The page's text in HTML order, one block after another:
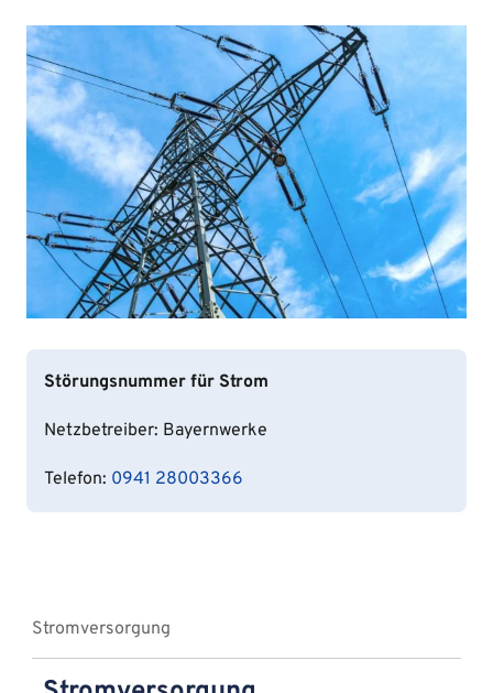
Störungsnummer für Strom
Netzbetreiber: Bayernwerke
Telefon: 0941 28003366
Stromversorgung